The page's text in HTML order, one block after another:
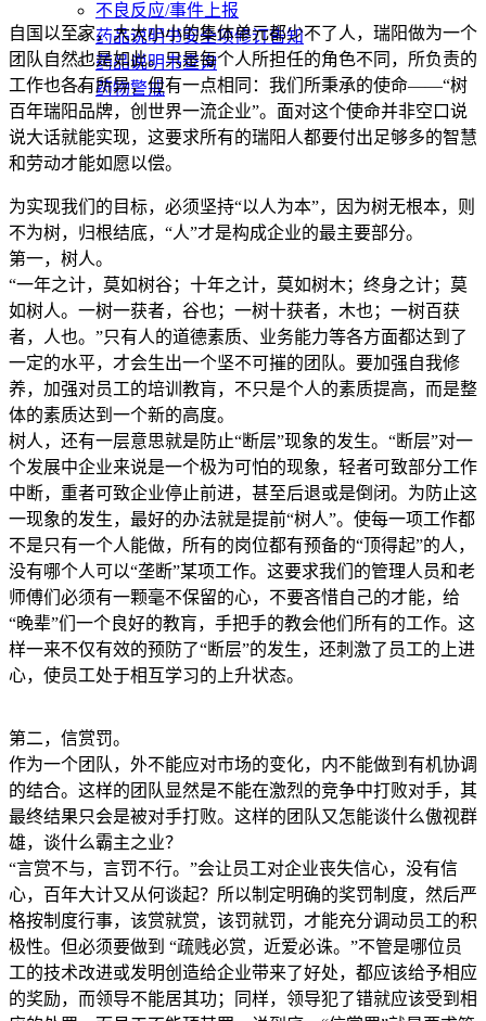
不良反应/事件上报
药品说明书安全项修订告知
药品说明书查询
药物警戒
自国以至家，大大小小的集体单元都少不了人，瑞阳做为一个
团队自然也是如此。只是每个人所担任的角色不同，所负责的
工作也各有所异，但有一点相同：我们所秉承的使命——“树
百年瑞阳品牌，创世界一流企业”。面对这个使命并非空口说
说大话就能实现，这要求所有的瑞阳人都要付出足够多的智慧
和劳动才能如愿以偿。
为实现我们的目标，必须坚持“以人为本”，因为树无根本，则
不为树，归根结底，“人”才是构成企业的最主要部分。
第一，树人。
“一年之计，莫如树谷；十年之计，莫如树木；终身之计；莫
如树人。一树一获者，谷也；一树十获者，木也；一树百获
者，人也。”只有人的道德素质、业务能力等各方面都达到了
一定的水平，才会生出一个坚不可摧的团队。要加强自我修
养，加强对员工的培训教肓，不只是个人的素质提高，而是整
体的素质达到一个新的高度。
树人，还有一层意思就是防止“断层”现象的发生。“断层”对一
个发展中企业来说是一个极为可怕的现象，轻者可致部分工作
中断，重者可致企业停止前进，甚至后退或是倒闭。为防止这
一现象的发生，最好的办法就是提前“树人”。使每一项工作都
不是只有一个人能做，所有的岗位都有预备的“顶得起”的人，
没有哪个人可以“垄断”某项工作。这要求我们的管理人员和老
师傅们必须有一颗毫不保留的心，不要吝惜自己的才能，给
“晚辈”们一个良好的教肓，手把手的教会他们所有的工作。这
样一来不仅有效的预防了“断层”的发生，还刺激了员工的上进
心，使员工处于相互学习的上升状态。
第二，信赏罚。
作为一个团队，外不能应对市场的变化，内不能做到有机协调
的结合。这样的团队显然是不能在激烈的竞争中打败对手，其
最终结果只会是被对手打败。这样的团队又怎能谈什么傲视群
雄，谈什么霸主之业？
“言赏不与，言罚不行。”会让员工对企业丧失信心，没有信
心，百年大计又从何谈起？所以制定明确的奖罚制度，然后严
格按制度行事，该赏就赏，该罚就罚，才能充分调动员工的积
极性。但必须要做到 “疏贱必赏，近爱必诛。”不管是哪位员
工的技术改进或发明创造给企业带来了好处，都应该给予相应
的奖励，而领导不能居其功；同样，领导犯了错就应该受到相